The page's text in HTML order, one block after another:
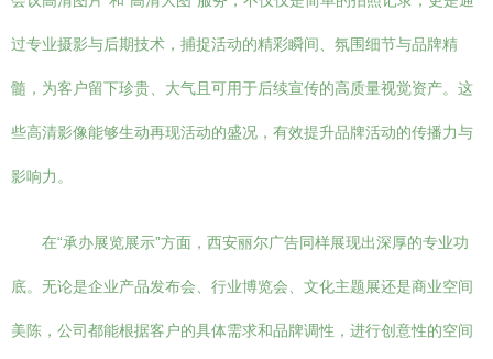
过专业摄影与后期技术，捕捉活动的精彩瞬间、氛围细节与品牌精
髓，为客户留下珍贵、大气且可用于后续宣传的高质量视觉资产。这
些高清影像能够生动再现活动的盛况，有效提升品牌活动的传播力与
影响力。
在“承办展览展示”方面，西安丽尔广告同样展现出深厚的专业功
底。无论是企业产品发布会、行业博览会、文化主题展还是商业空间
美陈，公司都能根据客户的具体需求和品牌调性，进行创意性的空间